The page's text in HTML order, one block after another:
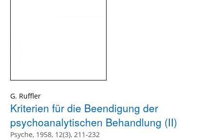
G. Ruffler
Kriterien für die Beendigung der
psychoanalytischen Behandlung (II)
Psyche, 1958, 12(3), 211-232